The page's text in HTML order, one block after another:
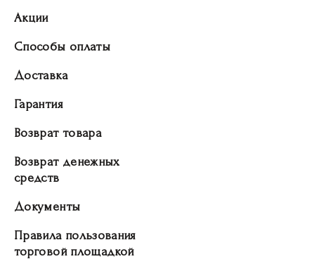
Акции
Способы оплаты
Доставка
Гарантия
Возврат товара
Возврат денежных
средств
Документы
Правила пользования
торговой площадкой